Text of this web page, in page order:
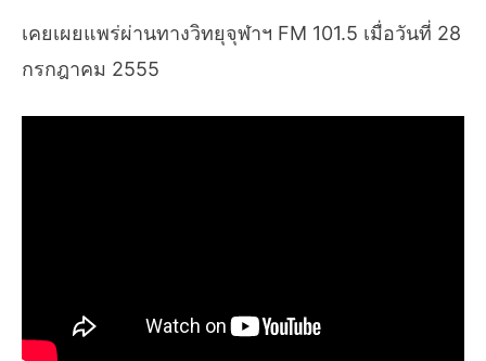
เคยเผยแพร่ผ่านทางวิทยุจุฬาฯ FM 101.5 เมื่อวันที่ 28
กรกฎาคม 2555